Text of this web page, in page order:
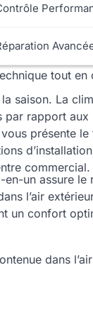
différentes
tout en
saison. La
rapport aux
présente
d’installation
commercial.
un assure le
l’air
un confort
dans